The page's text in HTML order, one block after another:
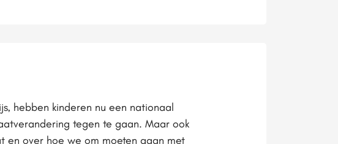
hebben kinderen nu een nationaal
tegen te gaan. Maar ook
en over hoe we om moeten gaan met